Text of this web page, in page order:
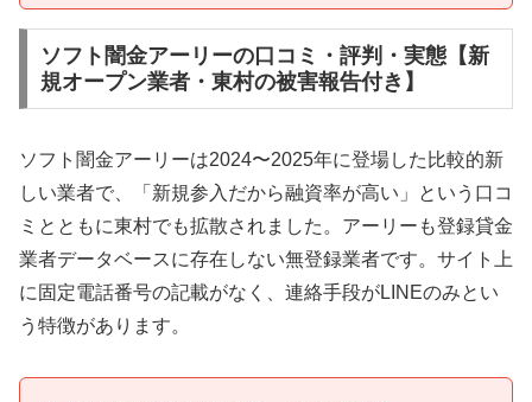
ソフト闇金アーリーの口コミ・評判・実態【新
規オープン業者・東村の被害報告付き】
ソフト闇金アーリーは2024〜2025年に登場した比較的新
しい業者で、「新規参入だから融資率が高い」という口コ
ミとともに東村でも拡散されました。アーリーも登録貸金
業者データベースに存在しない無登録業者です。サイト上
に固定電話番号の記載がなく、連絡手段がLINEのみとい
う特徴があります。